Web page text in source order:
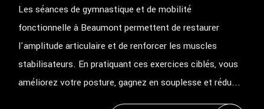
Les séances de gymnastique et de mobilité
fonctionnelle à Beaumont permettent de restaurer
l'amplitude articulaire et de renforcer les muscles
stabilisateurs. En pratiquant ces exercices ciblés, vous
améliorez votre posture, gagnez en souplesse et rédu...